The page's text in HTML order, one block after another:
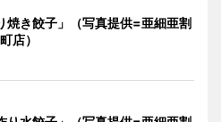
焼き餃子」（写真提供=亜細亜割
店）